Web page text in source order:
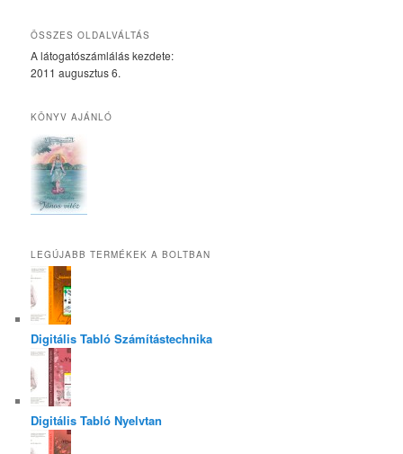
ÖSSZES OLDALVÁLTÁS
A látogatószámlálás kezdete:
2011 augusztus 6.
KÖNYV AJÁNLÓ
LEGÚJABB TERMÉKEK A BOLTBAN
Digitális Tabló Számítástechnika
Digitális Tabló Nyelvtan